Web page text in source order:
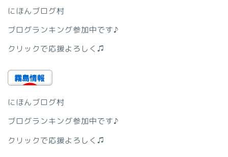
にほんブログ村
ブログランキング参加中です♪
クリックで応援よろしく♫
にほんブログ村
ブログランキング参加中です♪
クリックで応援よろしく♫